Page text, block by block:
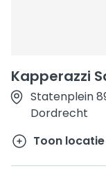
Kapperazzi
Statenplein
Dordrecht
Toon